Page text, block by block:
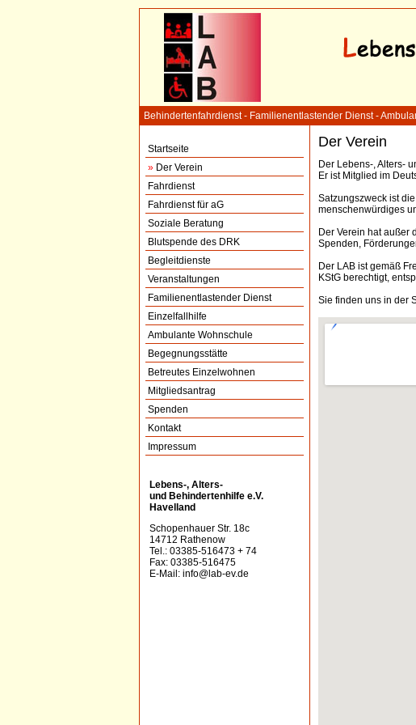
Behindertenfahrdienst - Familienentlastender Dienst -
Startseite
» Der Verein
Fahrdienst
Fahrdienst für aG
Soziale Beratung
Blutspende des DRK
Begleitdienste
Veranstaltungen
Familienentlastender Dienst
Einzelfallhilfe
Ambulante Wohnschule
Begegnungsstätte
Betreutes Einzelwohnen
Mitgliedsantrag
Spenden
Kontakt
Impressum
Lebens-, Alters-
und Behindertenhilfe e.V.
Havelland
Schopenhauer Str. 18c
14712 Rathenow
Tel.: 03385-516473 + 74
Fax: 03385-516475
E-Mail: info@lab-ev.de
Der Verein
Der Lebens-, Alters-
Er ist Mitglied im
Satzungszweck ist
menschenwürdiges
Der Verein hat außer
Spenden,
Der LAB ist gemäß
KStG berechtigt,
Sie finden uns in der